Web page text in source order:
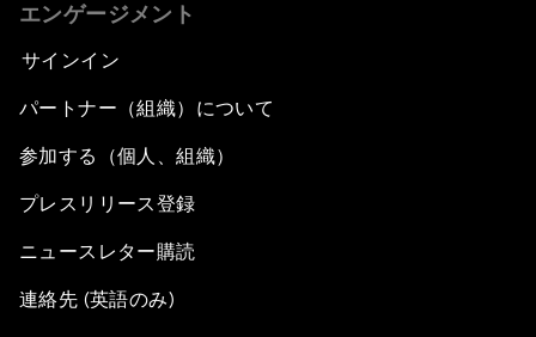
エンゲージメント
サインイン
パートナー（組織）について
参加する（個人、組織）
プレスリリース登録
ニュースレター購読
連絡先 (英語のみ)